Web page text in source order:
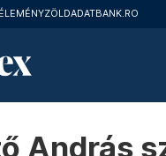
ZÖLDADATBANK.RO
András